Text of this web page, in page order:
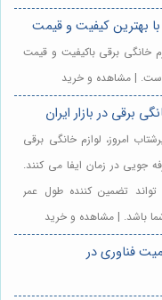
خانگی برقی باکیفیت و قیمت
| مشاهده و خرید
امروز، لوازم خانگی برقی
جویی در زمان ایفا می کنند.
تضمین کننده طول عمر
باشد. | مشاهده و خرید
فناوری در